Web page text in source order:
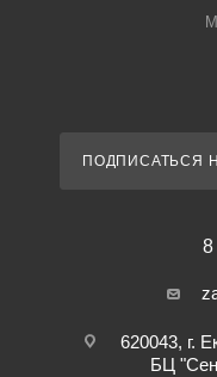
ПОДПИСАТЬСЯ
8
620043, г.
БЦ